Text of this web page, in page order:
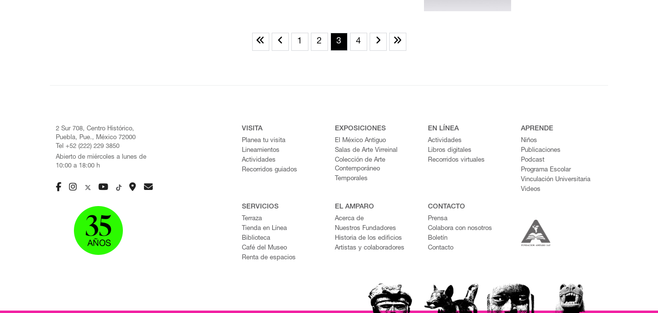
1 2 3 4
2 Sur 708, Centro Histórico,
Puebla, Pue., México 72000
Tel +52 (222) 229 3850
Abierto de miércoles a lunes de
10:00 a 18:00 h
VISITA
Planea tu visita
Lineamientos
Actividades
Recorridos guiados
EXPOSICIONES
El México Antiguo
Salas de Arte Virreinal
Colección de Arte
Contemporáneo
Temporales
EN LÍNEA
Actividades
Libros digitales
Recorridos virtuales
APRENDE
Niños
Publicaciones
Podcast
Programa Escolar
Vinculación Universitaria
Videos
SERVICIOS
Terraza
Tienda en Línea
Biblioteca
Café del Museo
Renta de espacios
EL AMPARO
Acerca de
Nuestros Fundadores
Historia de los edificios
Artistas y colaboradores
CONTACTO
Prensa
Colabora con nosotros
Boletín
Contacto